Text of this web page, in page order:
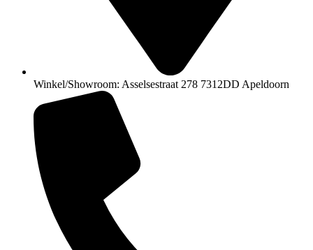
Winkel/Showroom: Asselsestraat 278 7312DD Apeldoorn